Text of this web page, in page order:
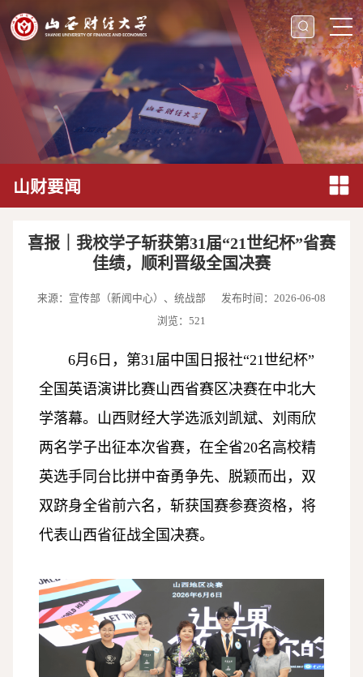
山财要闻
喜报｜我校学子斩获第31届“21世纪杯”省赛
佳绩，顺利晋级全国决赛
来源：宣传部（新闻中心）、统战部
发布时间：2026-06-08
浏览： 521
6月6日，第31届中国日报社“21世纪杯”
全国英语演讲比赛山西省赛区决赛在中北大
学落幕。山西财经大学选派刘凯斌、刘雨欣
两名学子出征本次省赛，在全省20名高校精
英选手同台比拼中奋勇争先、脱颖而出，双
双跻身全省前六名，斩获国赛参赛资格，将
代表山西省征战全国决赛。